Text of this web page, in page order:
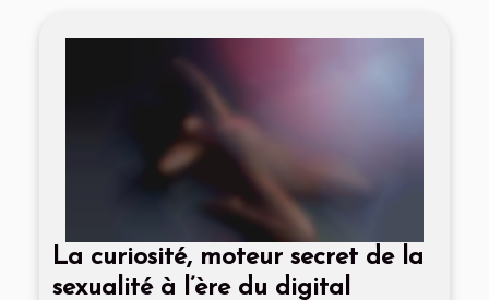
La curiosité, moteur secret de la
sexualité à l’ère du digital